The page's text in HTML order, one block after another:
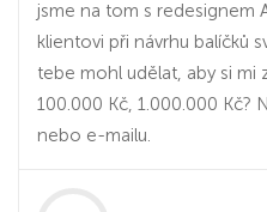
jsme na tom s redesignem
klientovi při návrhu balíčků
tebe mohl udělat, aby si mi
100.000 Kč, 1.000.000 Kč?
nebo e-mailu.